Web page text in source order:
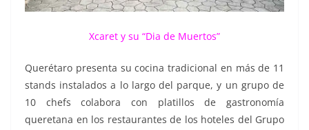
Xcaret y su “Dia de Muertos”
Querétaro presenta su cocina tradicional en más de 11
stands instalados a lo largo del parque, y un grupo de
10 chefs colabora con platillos de gastronomía
queretana en los restaurantes de los hoteles del Grupo